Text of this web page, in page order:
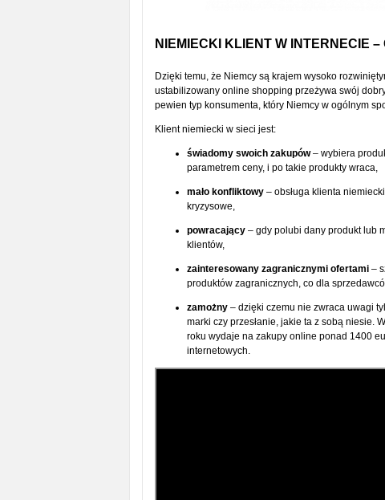
NIEMIECKI KLIENT W INTERNECIE
Dzięki temu, że Niemcy są krajem wysoko
ustabilizowany online shopping przeżywa swój
pewien typ konsumenta, który Niemcy w ogólnym
Klient niemiecki w sieci jest:
świadomy swoich zakupów– wybiera
parametrem ceny, i po takie produkty wraca,
mało konfliktowy– obsługa klienta
kryzysowe,
powracający – gdy polubi dany produkt lub
klientów,
zainteresowany zagranicznymi ofertami–
produktów zagranicznych, co dla
zamożny– dzięki czemu nie zwraca uwagi
marki czy przesłanie, jakie ta z sobą niesie.
roku wydaje na zakupy online ponad 1400
internetowych.